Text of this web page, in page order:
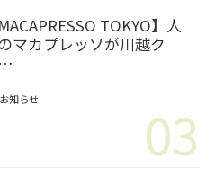
MACAPRESSO TOKYO】人
マカプレッソが川越ク
お知らせ 03